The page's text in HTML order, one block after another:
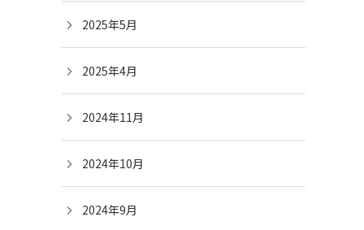
2025年5月
2025年4月
2024年11月
2024年10月
2024年9月